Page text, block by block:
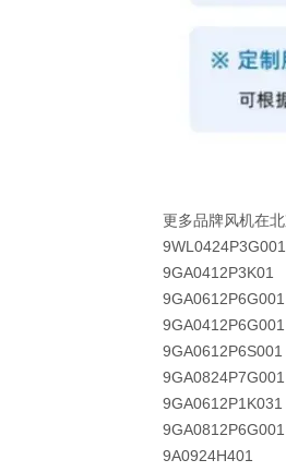
更多品牌风机在
9WL0424P3G001
9GA0412P3K01
9GA0612P6G001
9GA0412P6G001
9GA0612P6S001
9GA0824P7G001
9GA0612P1K031
9GA0812P6G001
9A0924H401